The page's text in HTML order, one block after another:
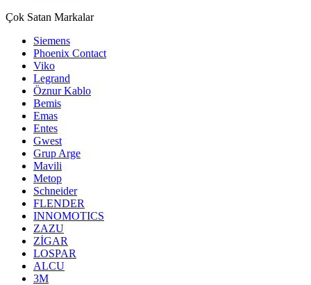
Çok Satan Markalar
Siemens
Phoenix Contact
Viko
Legrand
Öznur Kablo
Bemis
Emas
Entes
Gwest
Grup Arge
Mavili
Metop
Schneider
FLENDER
INNOMOTICS
ZAZU
ZİGAR
LOSPAR
ALCU
3M